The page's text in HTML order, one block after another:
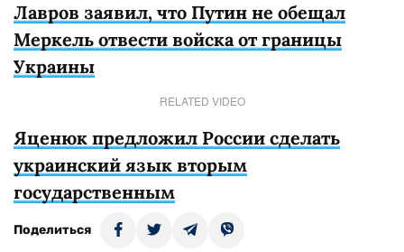
Лавров заявил, что Путин не обещал
Меркель отвести войска от границы
Украины
RELATED VIDEO
Яценюк предложил России сделать
украинский язык вторым
государственным
Поделиться